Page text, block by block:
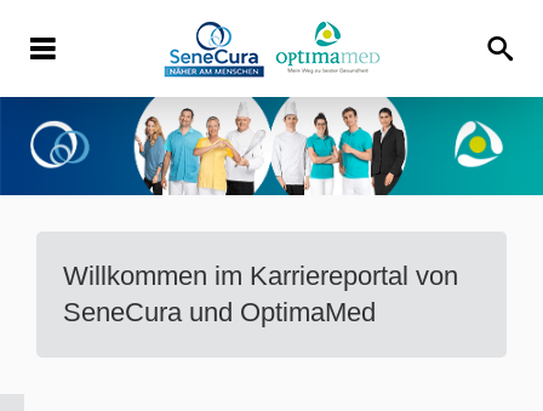
Willkommen im Karriereportal von
SeneCura und OptimaMed